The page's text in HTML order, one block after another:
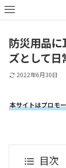
防災用品
ズとして日
2022年6月30日
本サイトはプロモ
目次